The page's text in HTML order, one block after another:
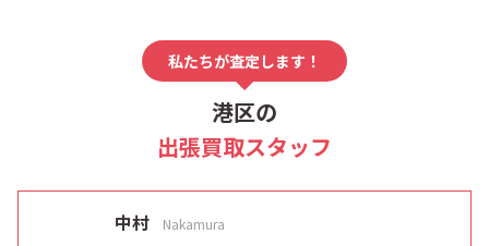
私たちが査定します！
港区の
出張買取スタッフ
中村 Nakamura